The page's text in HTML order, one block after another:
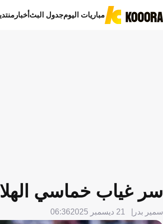
مباريات اليومجدول البثأخبار
سر غياب خماسي
سمير بدر 21 ديسمبر 2025 06:36